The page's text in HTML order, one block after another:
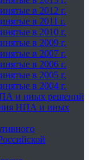
в 2012 г.
в 2011 г.
в 2010 г.
в 2009 г.
в 2007 г.
в 2006 г.
в 2005 г.
в 2004 г.
и иных решений
НПА и иных